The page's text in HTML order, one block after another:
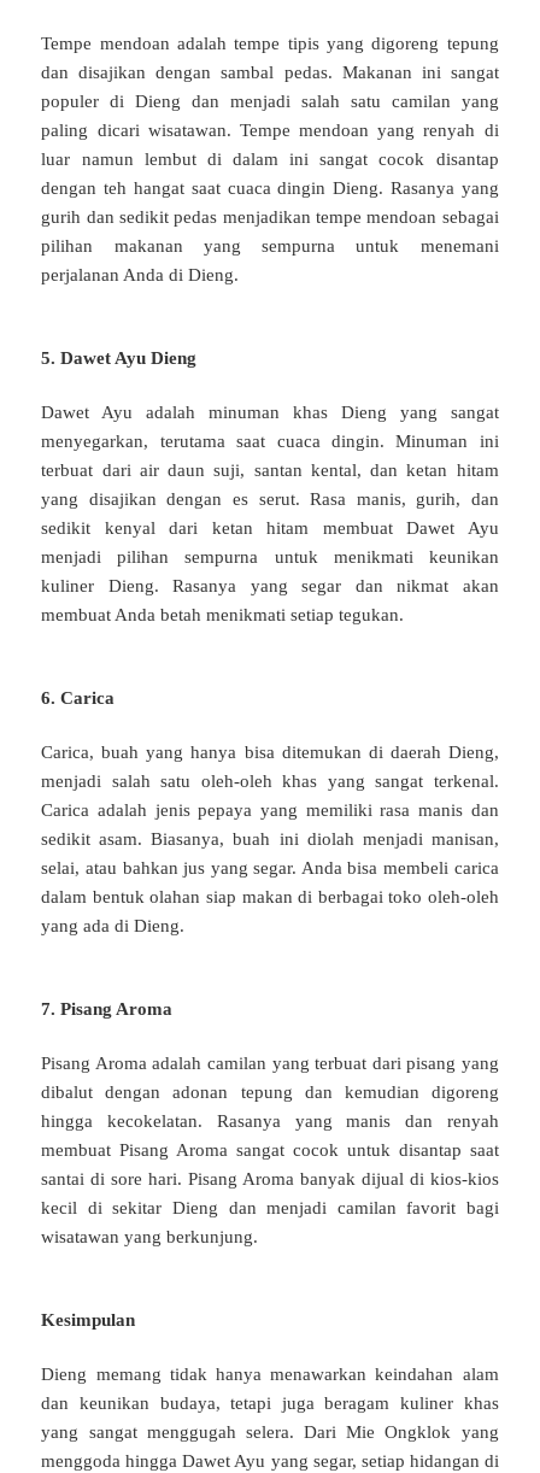
Tempe mendoan adalah tempe tipis yang digoreng tepung
dan disajikan dengan sambal pedas. Makanan ini sangat
populer di Dieng dan menjadi salah satu camilan yang
paling dicari wisatawan. Tempe mendoan yang renyah di
luar namun lembut di dalam ini sangat cocok disantap
dengan teh hangat saat cuaca dingin Dieng. Rasanya yang
gurih dan sedikit pedas menjadikan tempe mendoan sebagai
pilihan makanan yang sempurna untuk menemani
perjalanan Anda di Dieng.
5. Dawet Ayu Dieng
Dawet Ayu adalah minuman khas Dieng yang sangat
menyegarkan, terutama saat cuaca dingin. Minuman ini
terbuat dari air daun suji, santan kental, dan ketan hitam
yang disajikan dengan es serut. Rasa manis, gurih, dan
sedikit kenyal dari ketan hitam membuat Dawet Ayu
menjadi pilihan sempurna untuk menikmati keunikan
kuliner Dieng. Rasanya yang segar dan nikmat akan
membuat Anda betah menikmati setiap tegukan.
6. Carica
Carica, buah yang hanya bisa ditemukan di daerah Dieng,
menjadi salah satu oleh-oleh khas yang sangat terkenal.
Carica adalah jenis pepaya yang memiliki rasa manis dan
sedikit asam. Biasanya, buah ini diolah menjadi manisan,
selai, atau bahkan jus yang segar. Anda bisa membeli carica
dalam bentuk olahan siap makan di berbagai toko oleh-oleh
yang ada di Dieng.
7. Pisang Aroma
Pisang Aroma adalah camilan yang terbuat dari pisang yang
dibalut dengan adonan tepung dan kemudian digoreng
hingga kecokelatan. Rasanya yang manis dan renyah
membuat Pisang Aroma sangat cocok untuk disantap saat
santai di sore hari. Pisang Aroma banyak dijual di kios-kios
kecil di sekitar Dieng dan menjadi camilan favorit bagi
wisatawan yang berkunjung.
Kesimpulan
Dieng memang tidak hanya menawarkan keindahan alam
dan keunikan budaya, tetapi juga beragam kuliner khas
yang sangat menggugah selera. Dari Mie Ongklok yang
menggoda hingga Dawet Ayu yang segar, setiap hidangan di